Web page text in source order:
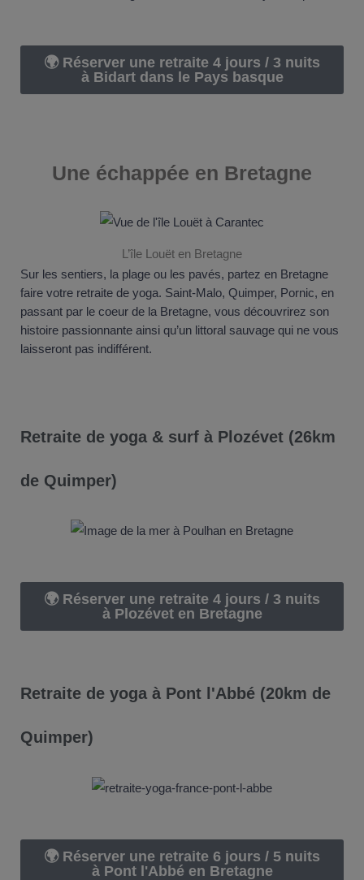
🌍 Réserver une retraite 4 jours / 3 nuits
à Bidart dans le Pays basque
Une échappée en Bretagne
L’île Louët en Bretagne
Sur les sentiers, la plage ou les pavés, partez en Bretagne
faire votre retraite de yoga. Saint-Malo, Quimper, Pornic, en
passant par le coeur de la Bretagne, vous découvrirez son
histoire passionnante ainsi qu’un littoral sauvage qui ne vous
laisseront pas indifférent.
Retraite de yoga & surf à Plozévet (26km
de Quimper)
🌍 Réserver une retraite 4 jours / 3 nuits
à Plozévet en Bretagne
Retraite de yoga à Pont l'Abbé (20km de
Quimper)
🌍 Réserver une retraite 6 jours / 5 nuits
à Pont l'Abbé en Bretagne